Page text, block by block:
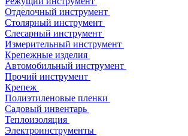
Отделочный инструмент
Столярный инструмент
Слесарный инструмент
Измерительный инструмент
Крепежные изделия
Автомобильный инструмент
Прочий инструмент
Крепеж
Полиэтиленовые пленки
Садовый инвентарь
Теплоизоляция
Электроинструменты